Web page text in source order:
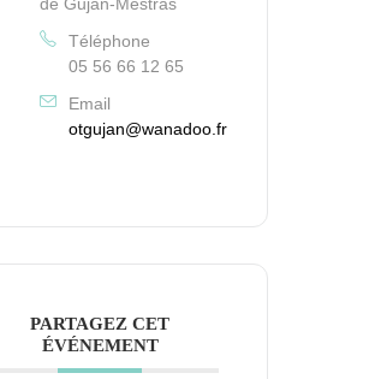
Téléphone
05 56 66 12 65
Email
otgujan@wanadoo.fr
PARTAGEZ CET
ÉVÉNEMENT